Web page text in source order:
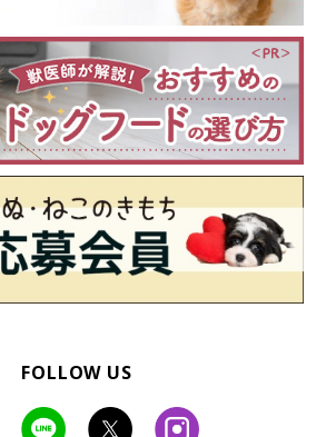
:
なパパのところへ行きたい！」でも階
ないただ足踏みしているだけの犬が可
んは柴の女の子。ある日、上の階に大好きなお父さんを
ちゃを咥えて階段を上ろうとする様子が可愛くて、応援
るとInstagramで話題になりました。投稿された動画と飼
お話を紹介します。
＠tyatyamarukazokuさん／Instagram
FOLLOW US